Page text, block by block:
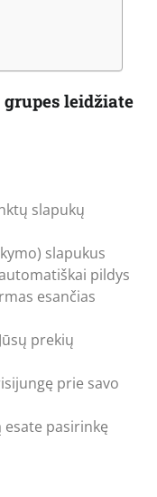
leidžiate
slapukų
slapukus
pildys
esančias
prekių
prie savo
esate pasirinkę